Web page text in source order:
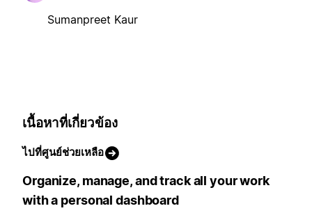
Sumanpreet Kaur
เนื้อหาที่เกี่ยวข้อง
ไปที่ศูนย์ช่วยเหลือ
Organize, manage, and track all your work
with a personal dashboard